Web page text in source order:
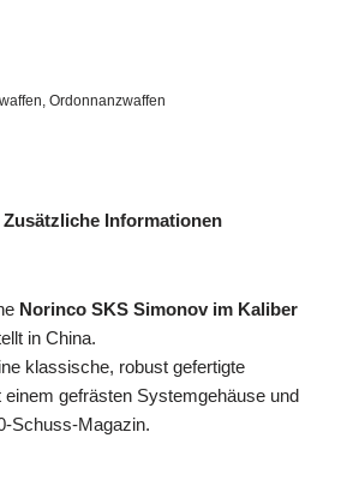
, Ordonnanzwaffen
Zusätzliche Informationen
Norinco SKS Simonov im Kaliber
in China.
klassische, robust gefertigte
gefrästen Systemgehäuse und
Schuss-Magazin.